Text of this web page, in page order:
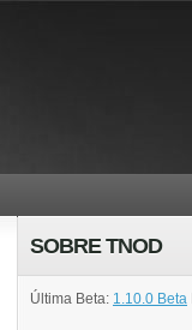
SOBRE TNOD
Última Beta: 1.10.0 Beta